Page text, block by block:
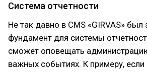
Система отчетности
Не так давно в CMS «GIRVAS» был
фундамент для системы
сможет оповещать
важных событиях. К примеру,